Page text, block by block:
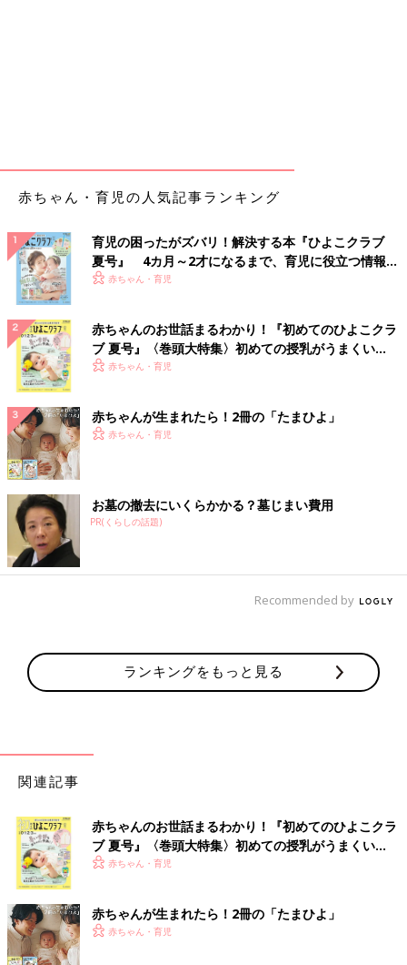
Instagramアカウント「kanade_io」
かなでさんは、セリアで購入した「ディッシュスタンド」と「タ
ピオカストロー」「スノーブロック」を組み合わせて、棒通し遊
びをしているそうです！ストローやブロックの穴を棒にはめてい
く単純な作業ですが、子どもにとっては集中力の必要な作業で
す。棒通しは、夢中になって取り組む子が多い人気の遊びですよ
♪
セリア商品2つを買うだけで完成！チェーンひっぱ
り
赤ちゃん・育児の人気記事ランキング
育児の困ったがズバリ！解決する本『ひよこクラブ
夏号』 4カ月～2才になるまで、育児に役立つ情報が
いっぱい！
赤ちゃん・育児
赤ちゃんのお世話まるわかり！『初めてのひよこクラ
ブ 夏号』〈巻頭大特集〉初めての授乳がうまくい
く！ おっぱい・ミルクの基本と夏のトラブル 解決テ
赤ちゃん・育児
赤ちゃんが生まれたら！2冊の「たまひよ」
赤ちゃん・育児
お墓の撤去にいくらかかる？墓じまい費用
PR(くらしの話題)
Recommended by
ランキングをもっと見る
関連記事
赤ちゃんのお世話まるわかり！『初めてのひよこクラ
ブ 夏号』〈巻頭大特集〉初めての授乳がうまくい
く！ おっぱい・ミルクの基本と夏のトラブル 解決テ
赤ちゃん・育児
赤ちゃんが生まれたら！2冊の「たまひよ」
赤ちゃん・育児